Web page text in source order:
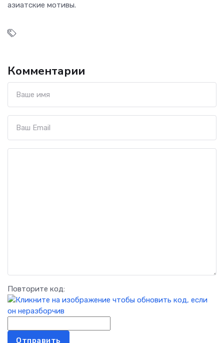
азиатские мотивы.
Комментарии
Повторите код:
Отправить